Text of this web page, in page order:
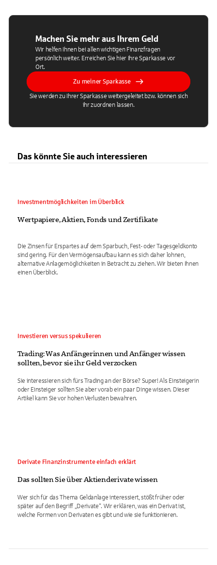
Machen Sie mehr aus Ihrem Geld
Wir helfen Ihnen bei allen wichtigen Finanzfragen
persönlich weiter. Erreichen Sie hier Ihre Sparkasse vor
Ort.
Zu meiner Sparkasse
Sie werden zu Ihrer Sparkasse weitergeleitet bzw. können sich
ihr zuordnen lassen.
Das könnte Sie auch interessieren
Investmentmöglichkeiten im Überblick
Wertpapiere, Aktien, Fonds und Zertifikate
Die Zinsen für Erspartes auf dem Sparbuch, Fest- oder Tagesgeldkonto
sind gering. Für den Vermögensaufbau kann es sich daher lohnen,
alternative Anlagemöglichkeiten in Betracht zu ziehen. Wir bieten Ihnen
einen Überblick.
Investieren versus spekulieren
Trading: Was Anfängerinnen und Anfänger wissen
sollten, bevor sie ihr Geld verzocken
Sie interessieren sich fürs Trading an der Börse? Super! Als Einsteigerin
oder Einsteiger sollten Sie aber vorab ein paar Dinge wissen. Dieser
Artikel kann Sie vor hohen Verlusten bewahren.
Derivate Finanzinstrumente einfach erklärt
Das sollten Sie über Aktienderivate wissen
Wer sich für das Thema Geldanlage interessiert, stößt früher oder
später auf den Begriff „Derivate“. Wir erklären, was ein Derivat ist,
welche Formen von Derivaten es gibt und wie sie funktionieren.